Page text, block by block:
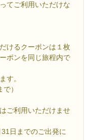
てご利用いただけな
けるクーポンは１枚
ポンを同じ旅程内で
す。
）
ご利用いただけませ
日までのご出発に